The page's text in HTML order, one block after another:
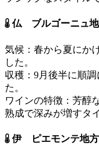
仏 ブルゴーニュ
気候：春から夏にか
した。
収穫：9月後半に順
た。
ワインの特徴：芳醇
熟成で深みが増すタ
伊 ピエモンテ地方